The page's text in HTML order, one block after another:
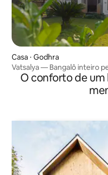
Casa ⋅ Godhra
Vatsalya — Bangalô inteiro
O conforto de um